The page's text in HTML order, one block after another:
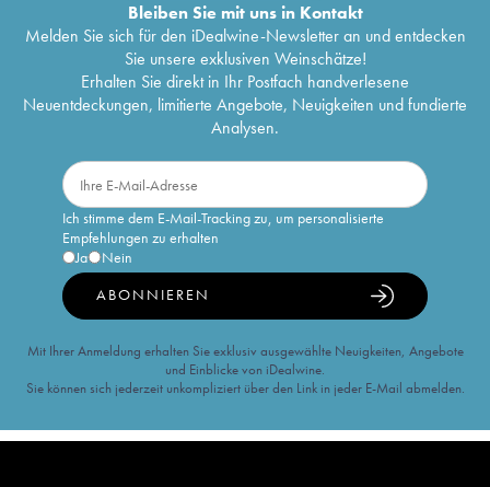
Bleiben Sie mit uns in Kontakt
Melden Sie sich für den iDealwine-Newsletter an und entdecken
Sie unsere exklusiven Weinschätze!
Erhalten Sie direkt in Ihr Postfach handverlesene
Neuentdeckungen, limitierte Angebote, Neuigkeiten und fundierte
Analysen.
Ich stimme dem E-Mail-Tracking zu, um personalisierte
Empfehlungen zu erhalten
Ja
Nein
ABONNIEREN
Mit Ihrer Anmeldung erhalten Sie exklusiv ausgewählte Neuigkeiten, Angebote
und Einblicke von iDealwine.
Sie können sich jederzeit unkompliziert über den Link in jeder E-Mail abmelden.